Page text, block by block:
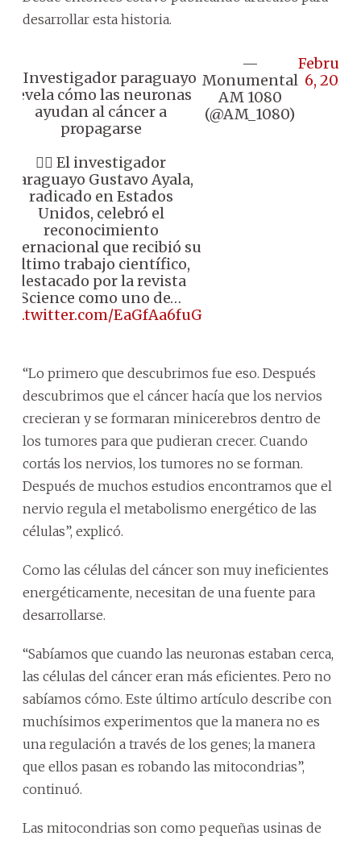
desarrollar esta historia.
🔴 Investigador paraguayo
revela cómo las neuronas
ayudan al cáncer a
propagarse
👉🏼 El investigador
paraguayo Gustavo Ayala,
radicado en Estados
Unidos, celebró el
reconocimiento
internacional que recibió su
último trabajo científico,
destacado por la revista
Science como uno de…
pic.twitter.com/EaGfAa6fuG
—
Monumental
AM 1080
(@AM_1080)
February
6, 2026
“Lo primero que descubrimos fue eso. Después
descubrimos que el cáncer hacía que los nervios
crecieran y se formaran minicerebros dentro de
los tumores para que pudieran crecer. Cuando
cortás los nervios, los tumores no se forman.
Después de muchos estudios encontramos que el
nervio regula el metabolismo energético de las
células”, explicó.
Como las células del cáncer son muy ineficientes
energéticamente, necesitan de una fuente para
desarrollarse.
“Sabíamos que cuando las neuronas estaban cerca,
las células del cáncer eran más eficientes. Pero no
sabíamos cómo. Este último artículo describe con
muchísimos experimentos que la manera no es
una regulación a través de los genes; la manera
que ellos pasan es robando las mitocondrias”,
continuó.
Las mitocondrias son como pequeñas usinas de